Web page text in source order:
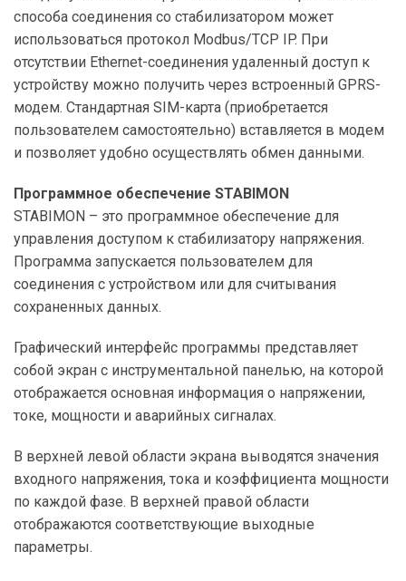
способа соединения со стабилизатором может
использоваться протокол Modbus/TCP IP. При
отсутствии Ethernet-соединения удаленный доступ к
устройству можно получить через встроенный GPRS-
модем. Стандартная SIM-карта (приобретается
пользователем самостоятельно) вставляется в модем
и позволяет удобно осуществлять обмен данными.
Программное обеспечение STABIMON
STABIMON – это программное обеспечение для
управления доступом к стабилизатору напряжения.
Программа запускается пользователем для
соединения с устройством или для считывания
сохраненных данных.
Графический интерфейс программы представляет
собой экран с инструментальной панелью, на которой
отображается основная информация о напряжении,
токе, мощности и аварийных сигналах.
В верхней левой области экрана выводятся значения
входного напряжения, тока и коэффициента мощности
по каждой фазе. В верхней правой области
отображаются соответствующие выходные
параметры.